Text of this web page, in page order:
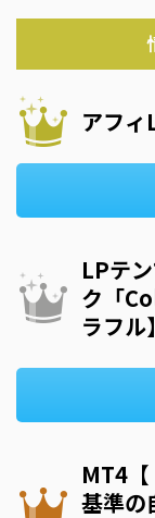
アフィ
LPテ
ク「
ラフル】
MT4
基準の